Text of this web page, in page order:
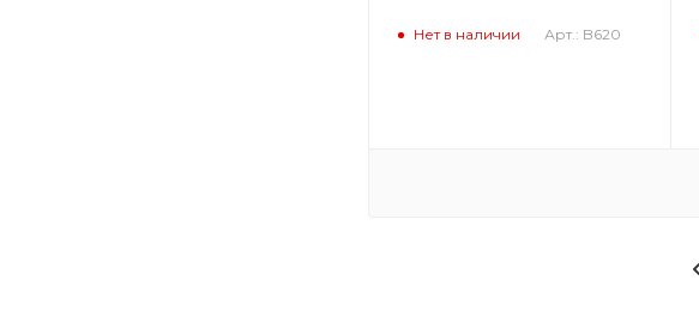
Нет в наличии Арт.: B620